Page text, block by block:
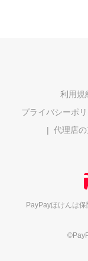
利用規
プライバシーポ
代理店
PayPayほけんは